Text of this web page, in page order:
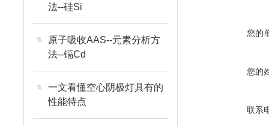
法--硅Si
原子吸收AAS--元素分析方
法--镉Cd
一文看懂空心阴极灯具有的
性能特点
您的
您的
联系